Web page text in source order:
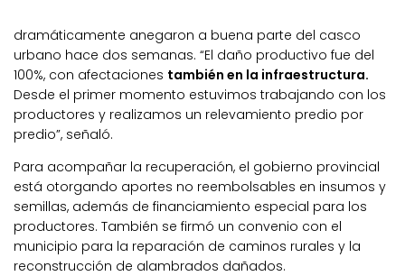
dramáticamente anegaron a buena parte del casco
urbano hace dos semanas. “El daño productivo fue del
100%, con afectaciones también en la infraestructura.
Desde el primer momento estuvimos trabajando con los
productores y realizamos un relevamiento predio por
predio”, señaló.
Para acompañar la recuperación, el gobierno provincial
está otorgando aportes no reembolsables en insumos y
semillas, además de financiamiento especial para los
productores. También se firmó un convenio con el
municipio para la reparación de caminos rurales y la
reconstrucción de alambrados dañados.